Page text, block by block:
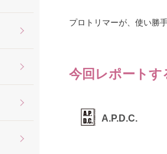
プロトリマーが、使い勝
今回レポートす
A.P.D.C.